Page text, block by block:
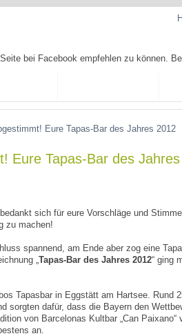
Eure Tapas-Bar des Jahres 2012
Eure Tapas-Bar des
sich für eure Vorschläge und
zu machen!
spannend, am Ende aber zog eine
„Tapas-Bar des Jahres 2012“ ging
Tapasbar in Eggstätt am Hartsee.
sorgten dafür, dass die Bayern den
von Barcelonas Kultbar „Can
an.